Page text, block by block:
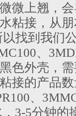
微上翘，
粘接，从
找到我们
、
色外壳，
接的产品
、
3-5分钟的